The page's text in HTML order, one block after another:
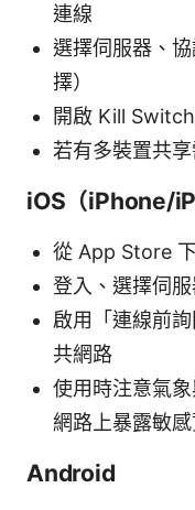
連線
選擇伺服器、
擇）
開啟 Kill
若有多裝置共
iOS（iPhone/
從 App Store
登入、選擇伺
啟用「連線前
共網路
使用時注意氣
網路上暴露敏
Android